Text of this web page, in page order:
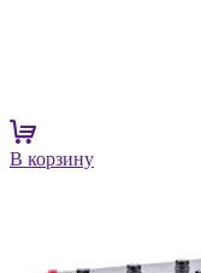
В корзину